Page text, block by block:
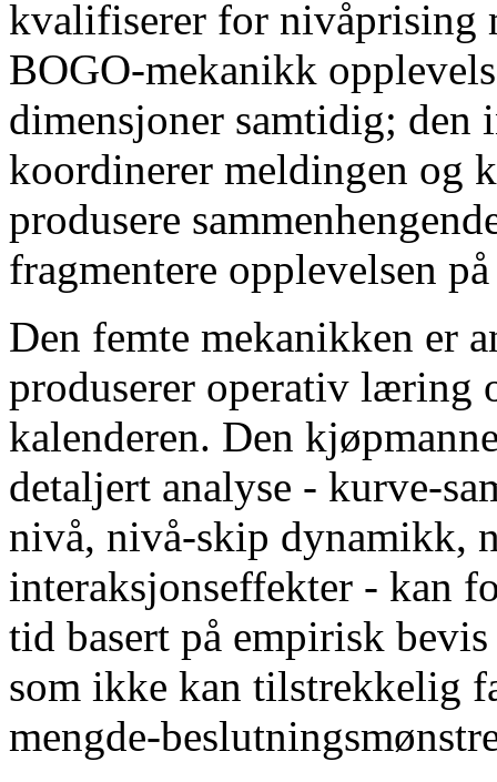
kvalifiserer for nivåprising
BOGO-mekanikk
dimensjoner samtidig; den
koordinerer meldingen og
produsere
fragmentere opplevelsen
Den femte mekanikken er
produserer operativ læring
kalenderen. Den
detaljert analyse - kurve-
nivå, nivå-skip dynamikk,
interaksjonseffekter - kan
tid basert på empirisk
som ikke kan tilstrekkelig
mengde-